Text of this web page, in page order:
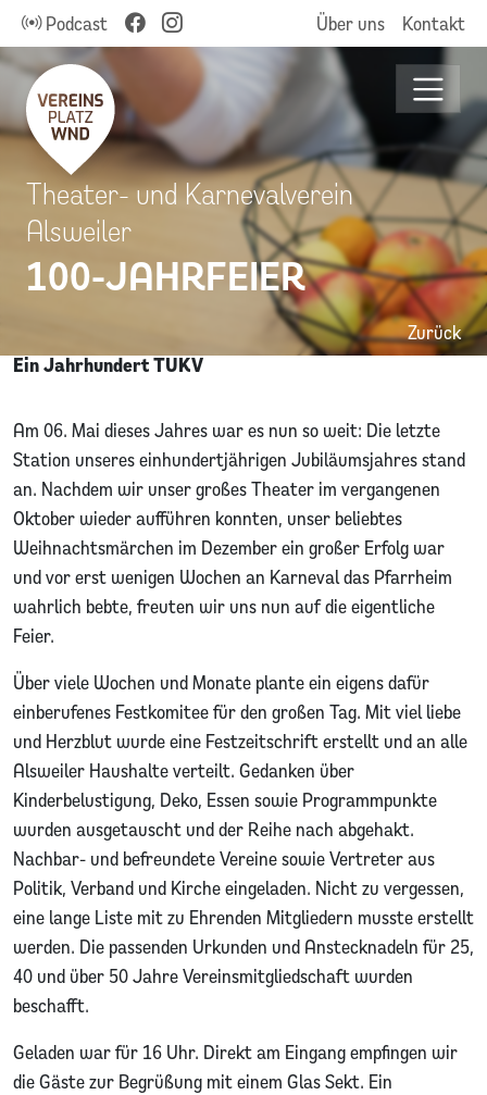
Podcast Über uns Kontakt
100-JAHRFEIER
Theater- und Karnevalverein
Alsweiler
Zurück
Ein Jahrhundert TUKV
Am 06. Mai dieses Jahres war es nun so weit: Die letzte
Station unseres einhundertjährigen Jubiläumsjahres stand
an. Nachdem wir unser großes Theater im vergangenen
Oktober wieder aufführen konnten, unser beliebtes
Weihnachtsmärchen im Dezember ein großer Erfolg war
und vor erst wenigen Wochen an Karneval das Pfarrheim
wahrlich bebte, freuten wir uns nun auf die eigentliche
Feier.
Über viele Wochen und Monate plante ein eigens dafür
einberufenes Festkomitee für den großen Tag. Mit viel liebe
und Herzblut wurde eine Festzeitschrift erstellt und an alle
Alsweiler Haushalte verteilt. Gedanken über
Kinderbelustigung, Deko, Essen sowie Programmpunkte
wurden ausgetauscht und der Reihe nach abgehakt.
Nachbar- und befreundete Vereine sowie Vertreter aus
Politik, Verband und Kirche eingeladen. Nicht zu vergessen,
eine lange Liste mit zu Ehrenden Mitgliedern musste erstellt
werden. Die passenden Urkunden und Anstecknadeln für 25,
40 und über 50 Jahre Vereinsmitgliedschaft wurden
beschafft.
Geladen war für 16 Uhr. Direkt am Eingang empfingen wir
die Gäste zur Begrüßung mit einem Glas Sekt. Ein